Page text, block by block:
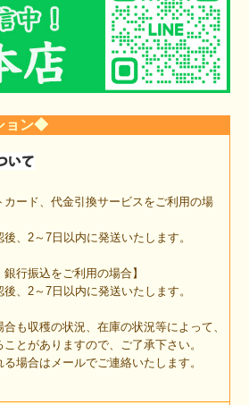
ョン◆
カード、代金引換サービスをご利用の場
、2～7日以内に発送いたします。
銀行振込をご利用の場合】
、2～7日以内に発送いたします。
合も収穫の状況、在庫の状況等によって、
とがありますので、ご了承下さい。
る場合はメールでご連絡いたします。